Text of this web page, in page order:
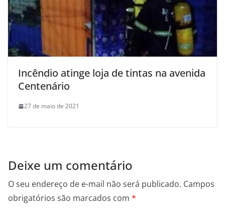
Incêndio atinge loja de tintas na avenida
Centenário
27 de maio de 2021
Deixe um comentário
O seu endereço de e-mail não será publicado. Campos
obrigatórios são marcados com *